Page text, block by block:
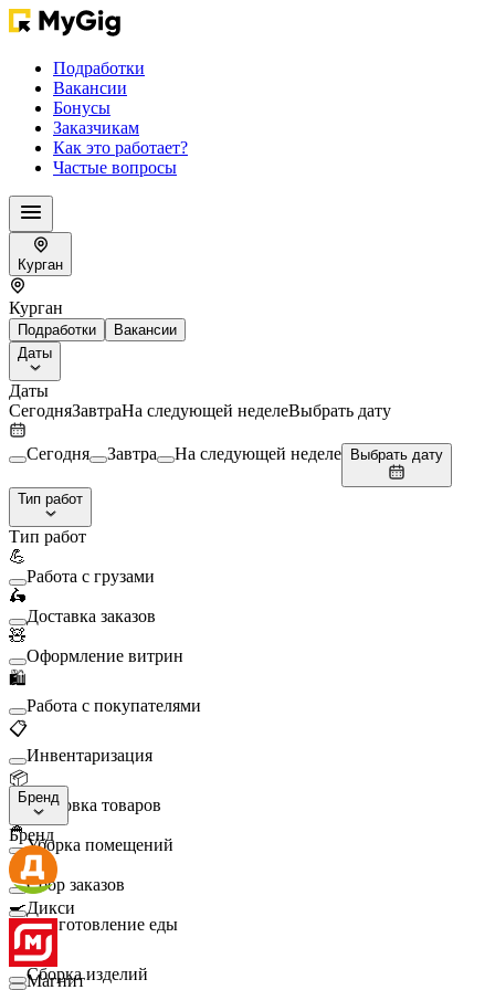
Подработки
Вакансии
Бонусы
Заказчикам
Как это работает?
Частые вопросы
Курган
Курган
Подработки
Вакансии
Даты
Даты
СегодняЗавтраНа следующей неделеВыбрать дату
Сегодня Завтра На следующей неделе Выбрать дату
Тип работ
Тип работ
💪
Работа с грузами
🛵
Доставка заказов
🧸
Оформление витрин
🛍️
Работа с покупателями
📋
Инвентаризация
📦
Упаковка товаров
🧹
Уборка помещений
🛒
Сбор заказов
🍳
Приготовление еды
🛠️
Сборка изделий
Бренд
Бренд
Дикси
Магнит